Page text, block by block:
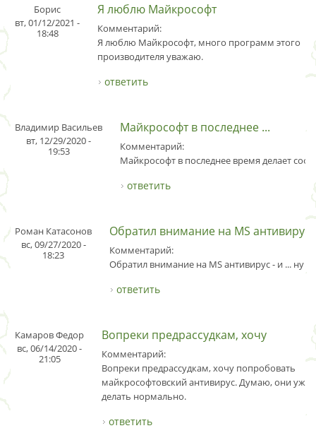
Борис
вт, 01/12/2021 -
18:48
Я люблю Майкрософт
Комментарий:
Я люблю Майкрософт, много программ этого
производителя уважаю.
ответить
Владимир Васильев
вт, 12/29/2020 -
19:53
Майкрософт в последнее ...
Комментарий:
Майкрософт в последнее время делает
ответить
Роман Катасонов
вс, 09/27/2020 -
18:23
Обратил внимание на MS антивирус
Комментарий:
Обратил внимание на MS антивирус - и ... ну
ответить
Камаров Федор
вс, 06/14/2020 -
21:05
Вопреки предрассудкам, хочу
Комментарий:
Вопреки предрассудкам, хочу попробовать
майкрософтовский антивирус. Думаю, они уже
делать нормально.
ответить